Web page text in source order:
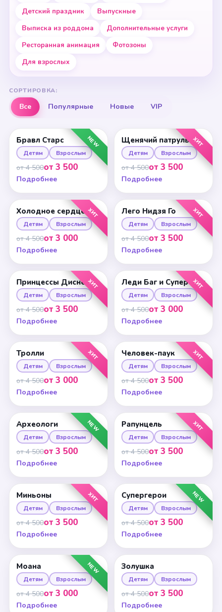
Детский праздник
Выпускные
Выписка из роддома
Дополнительные услуги
Ресторанная анимация
Фотозоны
Для взрослых
СОРТИРОВКА:
Все Популярные Новые VIP
NEW
Бравл Старс
Детям Взрослым
от 4 500от 3 500
Подробнее
ХИТ
Щенячий патруль
Детям Взрослым
от 4 500от 3 500
Подробнее
ХИТ
Холодное сердце
Детям Взрослым
от 4 500от 3 000
Подробнее
ХИТ
Лего Нидзя Го
Детям Взрослым
от 4 500от 3 500
Подробнее
ХИТ
Принцессы Диснея
Детям Взрослым
от 4 500от 3 500
Подробнее
ХИТ
Леди Баг и Супер-Кот
Детям Взрослым
от 4 500от 3 000
Подробнее
ХИТ
Тролли
Детям Взрослым
от 4 500от 3 000
Подробнее
ХИТ
Человек-паук
Детям Взрослым
от 4 500от 3 500
Подробнее
NEW
Археологи
Детям Взрослым
от 4 500от 3 500
Подробнее
ХИТ
Рапунцель
Детям Взрослым
от 4 500от 3 500
Подробнее
ХИТ
Миньоны
Детям Взрослым
от 4 500от 3 500
Подробнее
NEW
Супергерои
Детям Взрослым
от 4 500от 3 500
Подробнее
NEW
Моана
Детям Взрослым
от 4 500от 3 000
Подробнее
Золушка
Детям Взрослым
от 4 500от 3 500
Подробнее